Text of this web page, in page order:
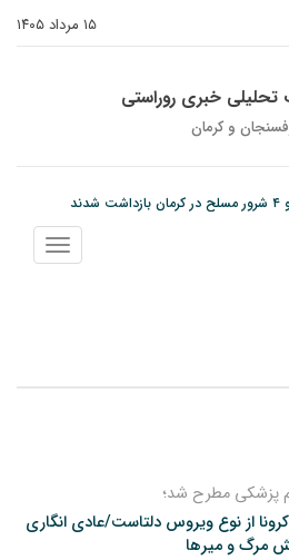
۱۵ مرداد ۱۴۰۵
خبری روراستی
و كرمان
راه‌آهن احمدآباد با قید فوریت پیگیرینمایش
منو
پزشکی مطرح شد؛
از نوع ویروس دلتاست/عادی انگاری
مرگ و میرها